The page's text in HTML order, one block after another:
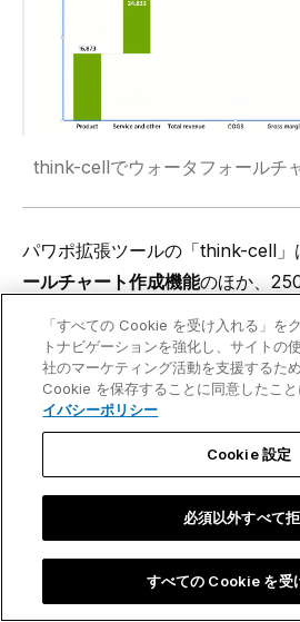
think-cellでウォータフォールチ
パワポ拡張ツールの「think-cell 」
ールチャート作成機能のほか、
スライドテンプレートをパワポ内
ダーが内蔵されたガントチャート
アウトを自動で調整する機能をは
したグラフは、無料トライアルラ
も高速に簡単に自由自在に行えま
メールアドレス登録のみで今すぐ
るので、資料作成を効率化したい
ルをお試しください。
無料トライアル
「すべての Cookie を受け入れる」を
トナビゲーションを強化し、サイトの
社のマーケティング活動を支援するた
Cookie を保存することに同意したこと
イバシーポリシー
Cookie 設定
必須以外すべて
すべての Cookie を受